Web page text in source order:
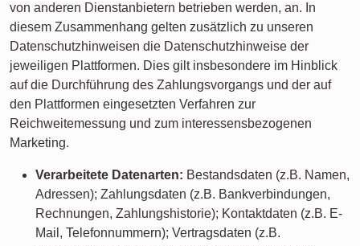
von anderen Dienstanbietern betrieben werden, an. In
diesem Zusammenhang gelten zusätzlich zu unseren
Datenschutzhinweisen die Datenschutzhinweise der
jeweiligen Plattformen. Dies gilt insbesondere im Hinblick
auf die Durchführung des Zahlungsvorgangs und der auf
den Plattformen eingesetzten Verfahren zur
Reichweitemessung und zum interessensbezogenen
Marketing.
Verarbeitete Datenarten: Bestandsdaten (z.B. Namen,
Adressen); Zahlungsdaten (z.B. Bankverbindungen,
Rechnungen, Zahlungshistorie); Kontaktdaten (z.B. E-
Mail, Telefonnummern); Vertragsdaten (z.B.